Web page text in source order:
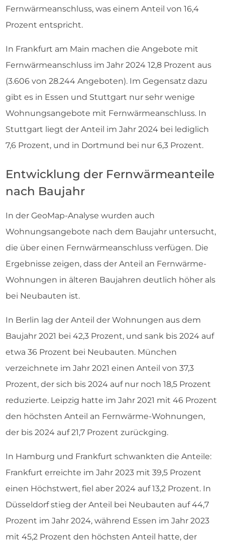
Fernwärmeanschluss, was einem Anteil von 16,4
Prozent entspricht.
In Frankfurt am Main machen die Angebote mit
Fernwärmeanschluss im Jahr 2024 12,8 Prozent aus
(3.606 von 28.244 Angeboten). Im Gegensatz dazu
gibt es in Essen und Stuttgart nur sehr wenige
Wohnungsangebote mit Fernwärmeanschluss. In
Stuttgart liegt der Anteil im Jahr 2024 bei lediglich
7,6 Prozent, und in Dortmund bei nur 6,3 Prozent.
Entwicklung der Fernwärmeanteile
nach Baujahr
In der GeoMap-Analyse wurden auch
Wohnungsangebote nach dem Baujahr untersucht,
die über einen Fernwärmeanschluss verfügen. Die
Ergebnisse zeigen, dass der Anteil an Fernwärme-
Wohnungen in älteren Baujahren deutlich höher als
bei Neubauten ist.
In Berlin lag der Anteil der Wohnungen aus dem
Baujahr 2021 bei 42,3 Prozent, und sank bis 2024 auf
etwa 36 Prozent bei Neubauten. München
verzeichnete im Jahr 2021 einen Anteil von 37,3
Prozent, der sich bis 2024 auf nur noch 18,5 Prozent
reduzierte. Leipzig hatte im Jahr 2021 mit 46 Prozent
den höchsten Anteil an Fernwärme-Wohnungen,
der bis 2024 auf 21,7 Prozent zurückging.
In Hamburg und Frankfurt schwankten die Anteile:
Frankfurt erreichte im Jahr 2023 mit 39,5 Prozent
einen Höchstwert, fiel aber 2024 auf 13,2 Prozent. In
Düsseldorf stieg der Anteil bei Neubauten auf 44,7
Prozent im Jahr 2024, während Essen im Jahr 2023
mit 45,2 Prozent den höchsten Anteil hatte, der